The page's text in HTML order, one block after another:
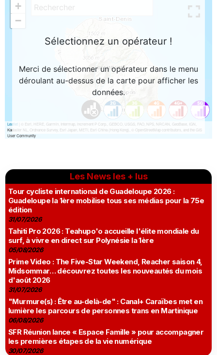
Les News les + lus
Tour cycliste international de Guadeloupe 2026 :
Guadeloupe la 1ère mobilise tous ses médias pour la 75e
édition
31/07/2026
Tahiti Pro 2026 : Teahupo'o accueille l'élite mondiale du
surf, à vivre en direct sur Polynésie la 1ère
05/08/2026
Prime Video : The Five-Star Weekend, Reacher saison 4,
Midsommar… découvrez toutes les nouveautés du mois
d'août 2026
31/07/2026
"Murmure(s) : Être au-delà-de" : Canal+ Caraïbes met en
lumière les parcours de personnes trans en Martinique
06/08/2026
SFR Réunion lance « Espace Famille » pour accompagner
les premières étapes de la vie numérique
30/07/2026